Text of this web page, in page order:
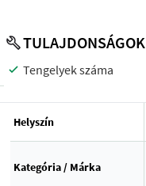
TULAJDONSÁGOK
Tengelyek száma
Helyszín
Kategória / Márka